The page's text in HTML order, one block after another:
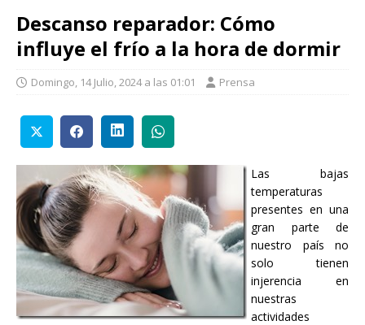
Descanso reparador: Cómo
influye el frío a la hora de dormir
Domingo, 14 Julio, 2024 a las 01:01 Prensa
Las bajas
temperaturas
presentes en una
gran parte de
nuestro país no
solo tienen
injerencia en
nuestras
actividades